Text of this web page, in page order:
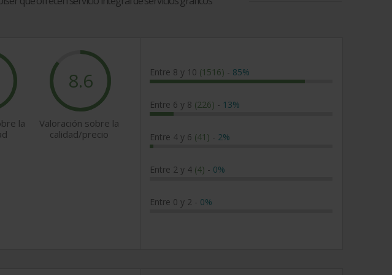
la
8.6
Valoración sobre la
calidad/precio
Entre 8 y 10 (1516) - 85%
Entre 6 y 8 (226) - 13%
Entre 4 y 6 (41) - 2%
Entre 2 y 4 (4) - 0%
Entre 0 y 2 - 0%